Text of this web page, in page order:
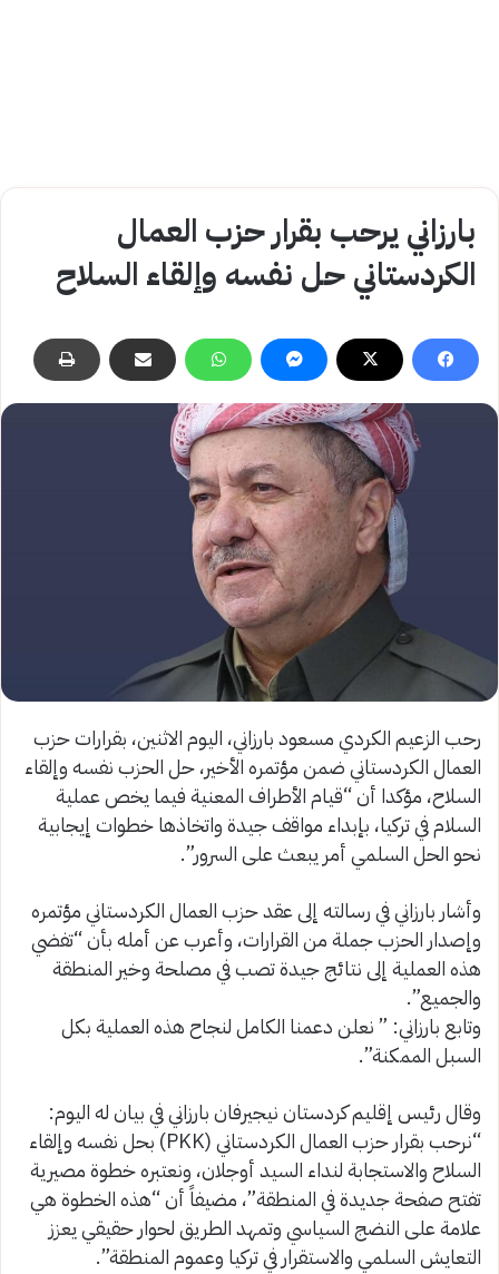
بارزاني يرحب بقرار حزب العمال
الكردستاني حل نفسه وإلقاء السلاح
رحب الزعيم الكردي مسعود بارزاني، اليوم الاثنين، بقرارات حزب
العمال الكردستاني ضمن مؤتمره الأخير، حل الحزب نفسه وإلقاء
السلاح، مؤكدا أن “قيام الأطراف المعنية فيما يخص عملية
السلام في تركيا، بإبداء مواقف جيدة واتخاذها خطوات إيجابية
نحو الحل السلمي أمر يبعث على السرور”.
وأشار بارزاني في رسالته إلى عقد حزب العمال الكردستاني مؤتمره
وإصدار الحزب جملة من القرارات، وأعرب عن أمله بأن “تفضي
هذه العملية إلى نتائج جيدة تصب في مصلحة وخير المنطقة
والجميع”.
وتابع بارزاني: ” نعلن دعمنا الكامل لنجاح هذه العملية بكل
السبل الممكنة”.
وقال رئيس إقليم كردستان نيجيرفان بارزاني في بيان له اليوم:
“نرحب بقرار حزب العمال الكردستاني (PKK) بحل نفسه وإلقاء
السلاح والاستجابة لنداء السيد أوجلان، ونعتبره خطوة مصيرية
تفتح صفحة جديدة في المنطقة”، مضيفاً أن “هذه الخطوة هي
علامة على النضج السياسي وتمهد الطريق لحوار حقيقي يعزز
التعايش السلمي والاستقرار في تركيا وعموم المنطقة”.